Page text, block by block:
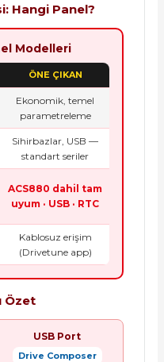
Hangi Panel?
Modelleri
ÖNE ÇIKAN
Ekonomik, temel
parametreleme
Sihirbazlar, USB —
standart seriler
ACS880 dahil tam
uyum · USB · RTC
Kablosuz erişim
(Drivetune app)
Özet
USB Port
Drive Composer